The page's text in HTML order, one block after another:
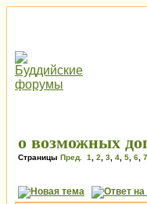
о возможных
Страницы Пред. 1 2 3 4 5 6 7